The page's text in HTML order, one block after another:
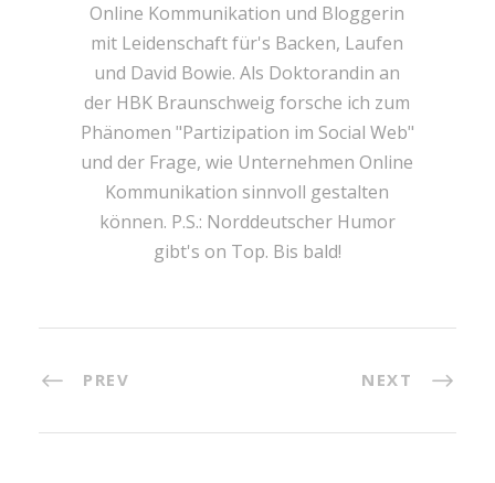
Online Kommunikation und Bloggerin
mit Leidenschaft für's Backen, Laufen
und David Bowie. Als Doktorandin an
der HBK Braunschweig forsche ich zum
Phänomen "Partizipation im Social Web"
und der Frage, wie Unternehmen Online
Kommunikation sinnvoll gestalten
können. P.S.: Norddeutscher Humor
gibt's on Top. Bis bald!
PREV NEXT